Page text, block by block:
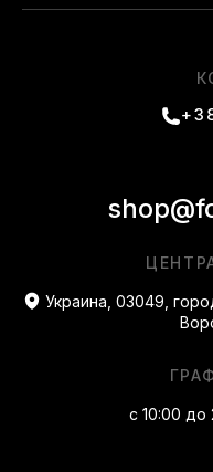
Украина, 03049,
с 10:00 до